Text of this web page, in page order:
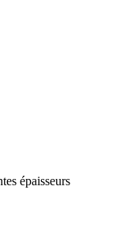
épaisseurs